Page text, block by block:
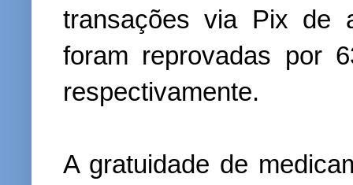
transações via Pix de
foram reprovadas por
respectivamente.
A gratuidade de